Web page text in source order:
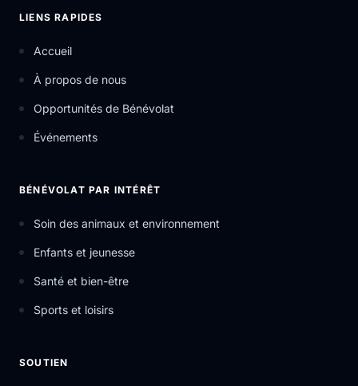
LIENS RAPIDES
Accueil
À propos de nous
Opportunités de Bénévolat
Événements
BÉNÉVOLAT PAR INTÉRÊT
Soin des animaux et environnement
Enfants et jeunesse
Santé et bien-être
Sports et loisirs
SOUTIEN